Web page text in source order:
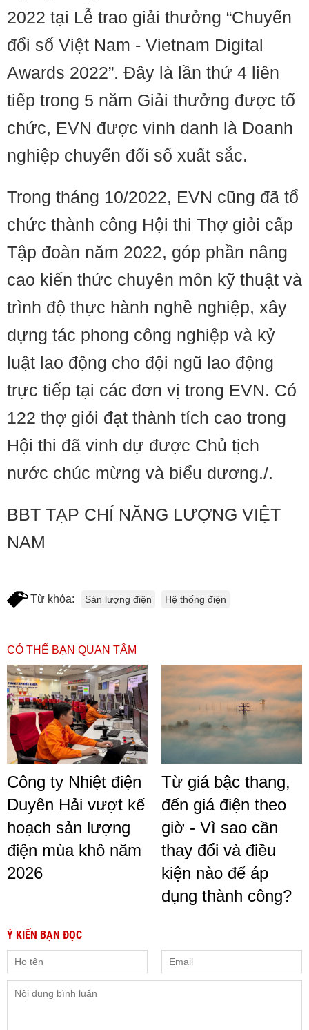
2022 tại Lễ trao giải thưởng “Chuyển
đổi số Việt Nam - Vietnam Digital
Awards 2022”. Đây là lần thứ 4 liên
tiếp trong 5 năm Giải thưởng được tổ
chức, EVN được vinh danh là Doanh
nghiệp chuyển đổi số xuất sắc.
Trong tháng 10/2022, EVN cũng đã tổ
chức thành công Hội thi Thợ giỏi cấp
Tập đoàn năm 2022, góp phần nâng
cao kiến thức chuyên môn kỹ thuật và
trình độ thực hành nghề nghiệp, xây
dựng tác phong công nghiệp và kỷ
luật lao động cho đội ngũ lao động
trực tiếp tại các đơn vị trong EVN. Có
122 thợ giỏi đạt thành tích cao trong
Hội thi đã vinh dự được Chủ tịch
nước chúc mừng và biểu dương./.
BBT TẠP CHÍ NĂNG LƯỢNG VIỆT
NAM
Từ khóa: Sản lượng điện Hệ thống điện
CÓ THỂ BẠN QUAN TÂM
Công ty Nhiệt điện
Duyên Hải vượt kế
hoạch sản lượng
điện mùa khô năm
2026
Từ giá bậc thang,
đến giá điện theo
giờ - Vì sao cần
thay đổi và điều
kiện nào để áp
dụng thành công?
Ý KIẾN BẠN ĐỌC